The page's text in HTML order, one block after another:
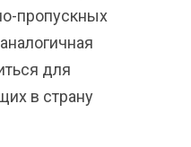
пропускных
для
в страну